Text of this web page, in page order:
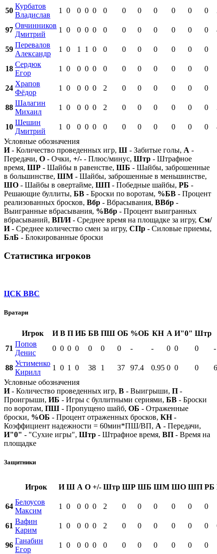
50
Курбатов
Владислав
1 0 0 0 0 0 0 0 0 0 0 0
97
Овчинников
Дмитрий
1 0 0 0 0 0 0 0 0 0 0 0
59
Перевалов
Александр
1 0 1 1 0 0 0 0 0 0 0 0
18
Сердюк
Егор
1 0 0 0 0 0 0 0 0 0 0 0
24
Храпов
Фёдор
1 0 0 0 0 2 0 0 0 0 0 0
88
Шалагин
Михаил
1 0 0 0 0 2 0 0 0 0 0 0
10
Шешин
Дмитрий
1 0 0 0 0 0 0 0 0 0 0 0
Условные обозначения
И- Количество проведенных игр, Ш - Забитые голы, А -
Передачи, О - Очки, +/- - Плюс/минус, Штр - Штрафное
время, ШР - Шайбы в равенстве, ШБ - Шайбы, заброшенные
в большинстве, ШМ - Шайбы, заброшенные в меньшинстве,
ШО - Шайбы в овертайме, ШП - Победные шайбы, РБ -
Решающие буллиты, БВ - Броски по воротам, %БВ - Процент
реализованных бросков, Вбр - Вбрасывания, ВВбр -
Выигранные вбрасывания, %Вбр - Процент выигранных
вбрасываний, ВП/И- Среднее время на площадке за игру, См/
И- Среднее количество смен за игру, СПр - Силовые приемы,
БлБ - Блокированные броски
Статистика игроков
ЦСК ВВС
Вратари
Игрок И В П ИБ БВ ПШ ОБ %ОБ КН А И"0" Штр
71
Попов
Денис
0 0 0 0 0 0 0 - - 0 0 0 -
88
Устименко
Кирилл
1 0 1 0 38 1 37 97.4 0.95 0 0 0
Условные обозначения
И- Количество проведенных игр, В - Выигрыши, П -
Проигрыши, ИБ - Игры с буллитными сериями, БВ - Броски
по воротам, ПШ - Пропущено шайб, ОБ - Отраженные
броски, %ОБ - Процент отраженных бросков, КН-
Коэффициент надежности = 60мин*ПШ/ВП, А - Передачи,
И"0" - "Сухие игры", Штр - Штрафное время, ВП - Время на
площадке
Защитники
Игрок И Ш А О +/- Штр ШР ШБ ШМ ШО ШП РБ
64
Белоусов
Максим
1 0 0 0 0 2 0 0 0 0 0 0
61
Вафин
Карим
1 0 0 0 0 2 0 0 0 0 0 0
96
Ганабин
Егор
1 0 0 0 0 0 0 0 0 0 0 0